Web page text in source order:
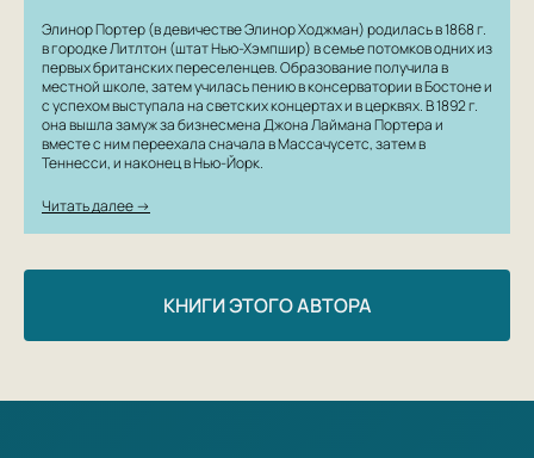
Элинор Портер (в девичестве Элинор Ходжман) родилась в 1868 г.
в городке Литлтон (штат Нью-Хэмпшир) в семье потомков одних из
первых британских переселенцев. Образование получила в
местной школе, затем училась пению в консерватории в Бостоне и
с успехом выступала на светских концертах и в церквях. В 1892 г.
она вышла замуж за бизнесмена Джона Лаймана Портера и
вместе с ним переехала сначала в Массачусетс, затем в
Теннесси, и наконец в Нью-Йорк.
Читать далее →
КНИГИ ЭТОГО АВТОРА